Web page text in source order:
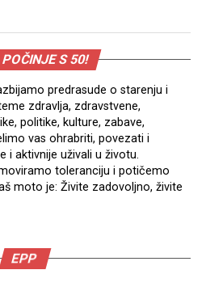
S 50!
predrasude o starenju i
zdravlja, zdravstvene,
politike, kulture, zabave,
vas ohrabriti, povezati i
i aktivnije uživali u životu.
toleranciju i potičemo
moto je: Živite zadovoljno, živite
EPP